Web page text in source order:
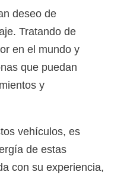
deseo de
Tratando de
en el mundo y
que puedan
y
vehículos, es
de estas
con su experiencia,